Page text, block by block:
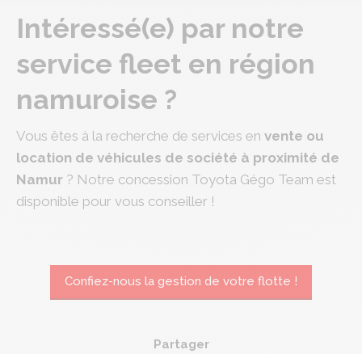
Intéressé(e) par notre
service fleet en région
namuroise ?
Vous êtes à la recherche de services en vente ou
location de véhicules de société à proximité de
Namur ? Notre concession Toyota Gégo Team est
disponible pour vous conseiller !
Confiez-nous la gestion de votre flotte !
Partager